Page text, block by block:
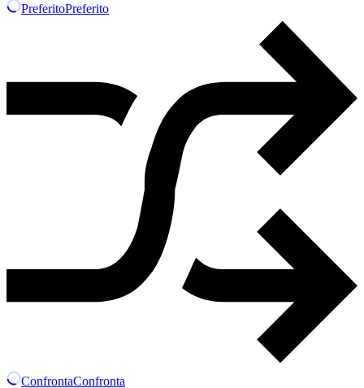
PreferitoPreferito
ConfrontaConfronta